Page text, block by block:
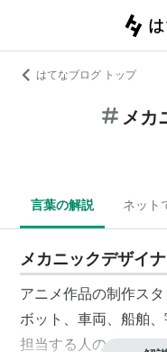
はてなブログ トップ
メカ
言葉の解説 ネット
メカニックデザイ
アニメ作品の制作スタ
ボット、車両、船舶
担当する人のこと。